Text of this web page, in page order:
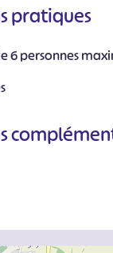
pratiques
6 personnes